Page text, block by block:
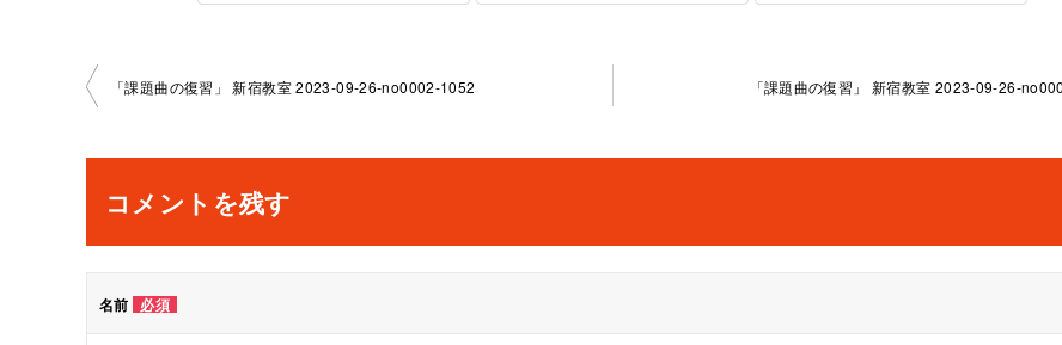
投
ナ
ビ
ゲ
「課題曲の復習」 新宿教室 2023-09-26-no0002-1052 「課題曲の復習」 新宿教室 2023-09-26-
コメントを残す
名前 必須